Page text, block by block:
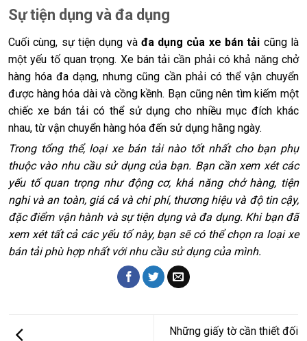
Sự tiện dụng và đa dụng
Cuối cùng, sự tiện dụng và đa dụng của xe bán tải cũng là
một yếu tố quan trọng. Xe bán tải cần phải có khả năng chở
hàng hóa đa dạng, nhưng cũng cần phải có thể vận chuyển
được hàng hóa dài và cồng kềnh. Bạn cũng nên tìm kiếm một
chiếc xe bán tải có thể sử dụng cho nhiều mục đích khác
nhau, từ vận chuyển hàng hóa đến sử dụng hằng ngày.
Trong tổng thể, loại xe bán tải nào tốt nhất cho bạn phụ
thuộc vào nhu cầu sử dụng của bạn. Bạn cần xem xét các
yếu tố quan trọng như động cơ, khả năng chở hàng, tiện
nghi và an toàn, giá cả và chi phí, thương hiệu và độ tin cậy,
đặc điểm vận hành và sự tiện dụng và đa dụng. Khi bạn đã
xem xét tất cả các yếu tố này, bạn sẽ có thể chọn ra loại xe
bán tải phù hợp nhất với nhu cầu sử dụng của mình.
Những giấy tờ cần thiết đối